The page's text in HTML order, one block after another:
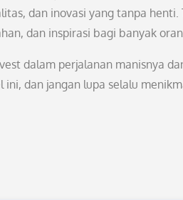
dan inovasi yang tanpa
dan inspirasi bagi banyak
dalam perjalanan manisnya
dan jangan lupa selalu